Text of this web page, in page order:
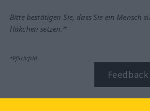
Bitte bestätigen Sie, dass Sie ein Mensch
Häkchen setzen.*
*Pflichtfeld